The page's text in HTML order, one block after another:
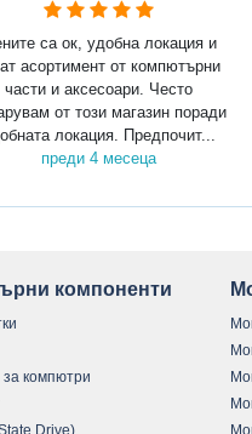
са ок, удобна локация и
асортимент от компютърни
части и аксесоари. Често
от този магазин поради
локация. Предпочит...
преди 4 месеца
компоненти
компютри
Drive)